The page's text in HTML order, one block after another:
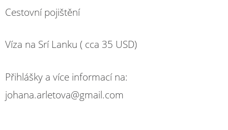
Cestovní pojištění
Víza na Srí Lanku ( cca 35 USD)
Přihlášky a více informací na:
johana.arletova@gmail.com